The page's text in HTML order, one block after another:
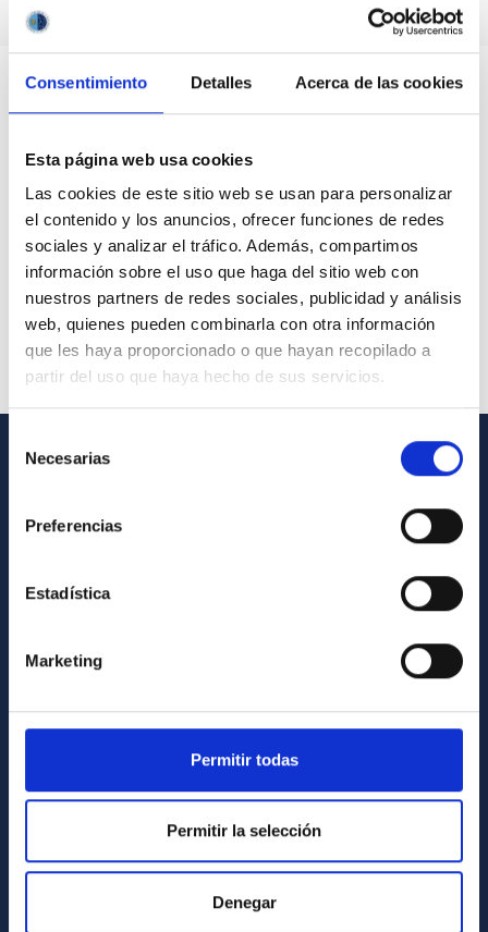
Consentimiento Detalles Acerca de las cookies
Esta página web usa cookies
Las cookies de este sitio web se usan para personalizar
el contenido y los anuncios, ofrecer funciones de redes
sociales y analizar el tráfico. Además, compartimos
información sobre el uso que haga del sitio web con
nuestros partners de redes sociales, publicidad y análisis
web, quienes pueden combinarla con otra información
que les haya proporcionado o que hayan recopilado a
partir del uso que haya hecho de sus servicios.
Necesarias
Preferencias
Estadística
Marketing
Permitir todas
Permitir la selección
Denegar
Contact
List of personnel
General register
ABOUT THE IAC
Transparency